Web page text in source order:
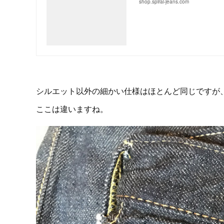
shop.spiral-jeans.com
シルエット以外の細かい仕様はほとんど同じですが
ここは違いますね。